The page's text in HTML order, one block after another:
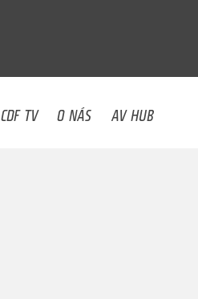
CDF TV O NÁS AV HUB